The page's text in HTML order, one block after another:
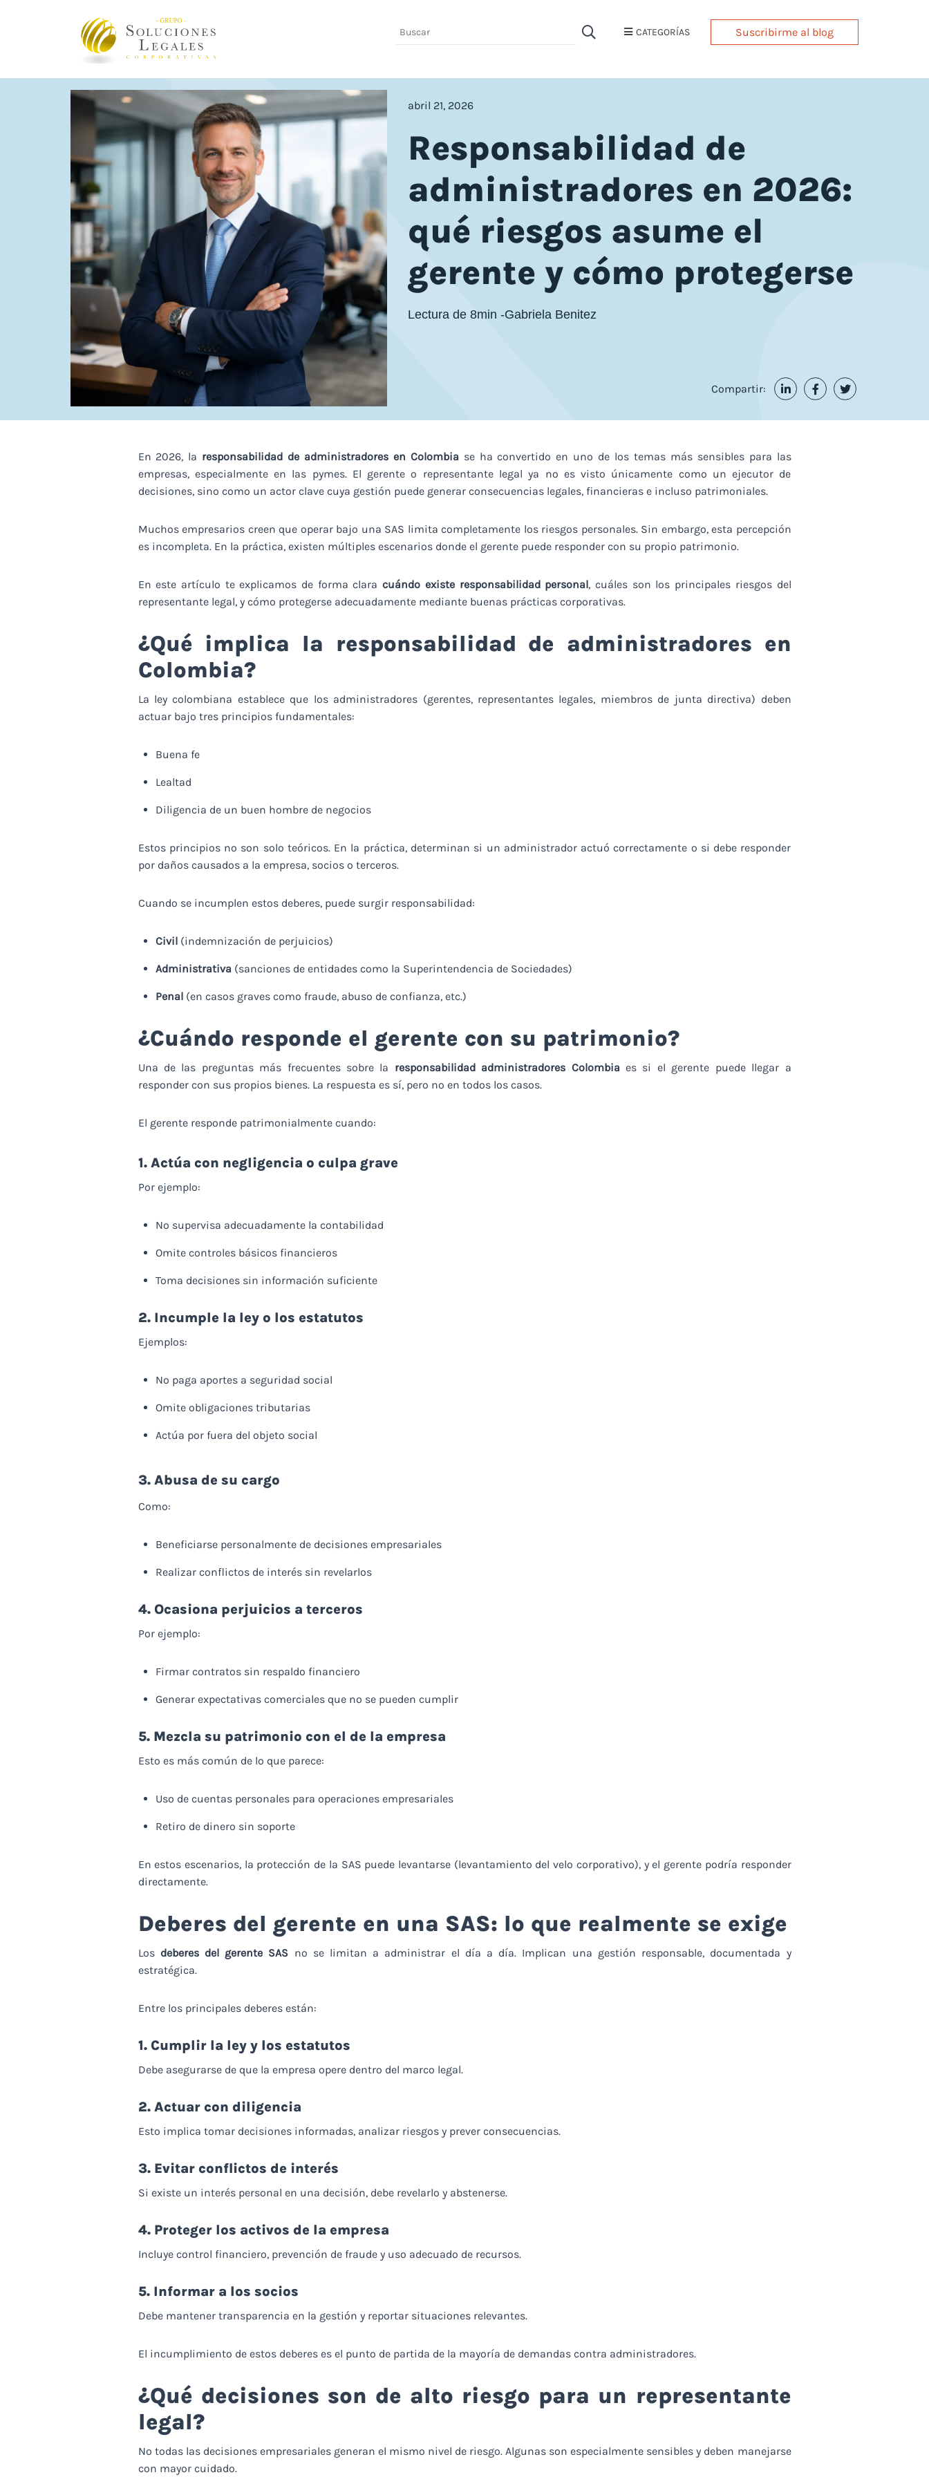
CATEGORÍAS
tips legales
derecho tributario Derecho Civil
Suscribirme al blog
abril 21, 2026
Responsabilidad de
administradores en 2026:
qué riesgos asume el
gerente y cómo protegerse
Gabriela Benitez
Lectura de 8min -
Compartir:
En 2026, la responsabilidad de administradores en Colombia se ha convertido en uno de los temas más sensibles para las
empresas, especialmente en las pymes. El gerente o representante legal ya no es visto únicamente como un ejecutor de
decisiones, sino como un actor clave cuya gestión puede generar consecuencias legales, financieras e incluso patrimoniales.
Muchos empresarios creen que operar bajo una SAS limita completamente los riesgos personales. Sin embargo, esta percepción
es incompleta. En la práctica, existen múltiples escenarios donde el gerente puede responder con su propio patrimonio.
En este artículo te explicamos de forma claracuándo existe responsabilidad personal, cuáles son los principales riesgos del
representante legal, y cómo protegerse adecuadamente mediante buenas prácticas corporativas.
¿Qué implica la responsabilidad de administradores en
Colombia?
La ley colombiana establece que los administradores (gerentes, representantes legales, miembros de junta directiva) deben
actuar bajo tres principios fundamentales:
Buena fe
Lealtad
Diligencia de un buen hombre de negocios
Estos principios no son solo teóricos. En la práctica, determinan si un administrador actuó correctamente o si debe responder
por daños causados a la empresa, socios o terceros.
Cuando se incumplen estos deberes, puede surgir responsabilidad:
Civil(indemnización de perjuicios)
Administrativa (sanciones de entidades como la Superintendencia de Sociedades)
Penal(en casos graves como fraude, abuso de confianza, etc.)
¿Cuándo responde el gerente con su patrimonio?
Una de las preguntas más frecuentes sobre la responsabilidad administradores Colombia es si el gerente puede llegar a
responder con sus propios bienes. La respuesta es sí, pero no en todos los casos.
El gerente responde patrimonialmente cuando:
1. Actúa con negligencia o culpa grave
Por ejemplo:
No supervisa adecuadamente la contabilidad
Omite controles básicos financieros
Toma decisiones sin información suficiente
2. Incumple la ley o los estatutos
Ejemplos:
No paga aportes a seguridad social
Omite obligaciones tributarias
Actúa por fuera del objeto social
3. Abusa de su cargo
Como:
Beneficiarse personalmente de decisiones empresariales
Realizar conflictos de interés sin revelarlos
4. Ocasiona perjuicios a terceros
Por ejemplo:
Firmar contratos sin respaldo financiero
Generar expectativas comerciales que no se pueden cumplir
5. Mezcla su patrimonio con el de la empresa
Esto es más común de lo que parece:
Uso de cuentas personales para operaciones empresariales
Retiro de dinero sin soporte
En estos escenarios, la protección de la SAS puede levantarse (levantamiento del velo corporativo), y el gerente podría responder
directamente.
Deberes del gerente en una SAS: lo que realmente se exige
Los deberes del gerente SAS no se limitan a administrar el día a día. Implican una gestión responsable, documentada y
estratégica.
Entre los principales deberes están:
1. Cumplir la ley y los estatutos
Debe asegurarse de que la empresa opere dentro del marco legal.
2. Actuar con diligencia
Esto implica tomar decisiones informadas, analizar riesgos y prever consecuencias.
3. Evitar conflictos de interés
Si existe un interés personal en una decisión, debe revelarlo y abstenerse.
4. Proteger los activos de la empresa
Incluye control financiero, prevención de fraude y uso adecuado de recursos.
5. Informar a los socios
Debe mantener transparencia en la gestión y reportar situaciones relevantes.
El incumplimiento de estos deberes es el punto de partida de la mayoría de demandas contra administradores.
¿Qué decisiones son de alto riesgo para un representante
legal?
No todas las decisiones empresariales generan el mismo nivel de riesgo. Algunas son especialmente sensibles y deben manejarse
con mayor cuidado.